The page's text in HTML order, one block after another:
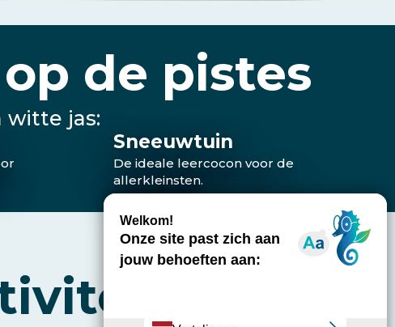
De place to be op het dorpsplein
de pistes
witte jas:
Sneeuwtuin
De ideale leercocon voor de
allerkleinsten.
in